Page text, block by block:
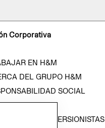
Corporativa
EN H&M
DEL GRUPO H&M
SOCIAL
CON INVERSIONISTAS